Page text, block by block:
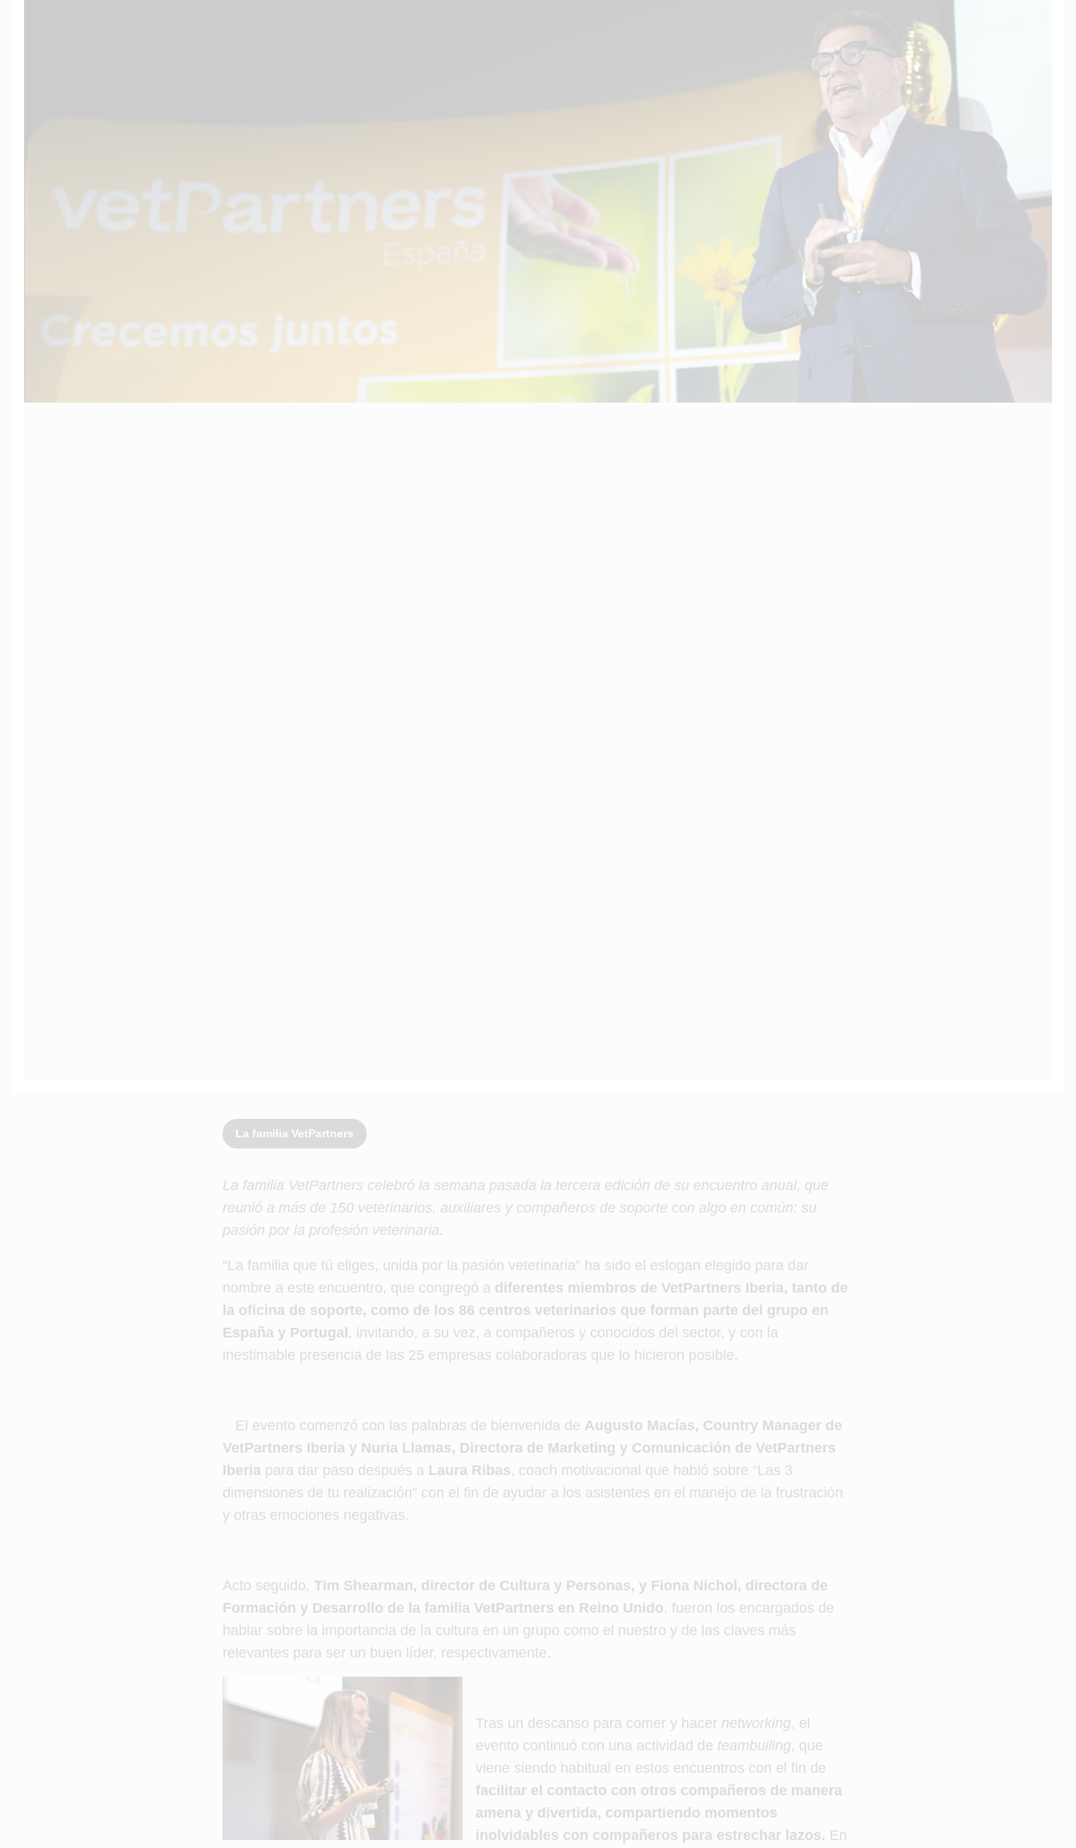
La familia VetPartners
La familia VetPartners celebró la semana pasada la tercera edición de su encuentro anual, que
reunió a más de 150 veterinarios, auxiliares y compañeros de soporte con algo en común: su
pasión por la profesión veterinaria.
“La familia que tú eliges, unida por la pasión veterinaria” ha sido el eslogan elegido para dar
nombre a este encuentro, que congregó a diferentes miembros de VetPartners Iberia, tanto de
la oficina de soporte, como de los 86 centros veterinarios que forman parte del grupo en
España y Portugal, invitando, a su vez, a compañeros y conocidos del sector, y con la
inestimable presencia de las 25 empresas colaboradoras que lo hicieron posible.
El evento comenzó con las palabras de bienvenida de Augusto Macías, Country Manager de
VetPartners Iberia y Nuria Llamas, Directora de Marketing y Comunicación de VetPartners
Iberia para dar paso después a Laura Ribas, coach motivacional que habló sobre “Las 3
dimensiones de tu realización” con el fin de ayudar a los asistentes en el manejo de la frustración
y otras emociones negativas.
Acto seguido, Tim Shearman, director de Cultura y Personas, y Fiona Nichol, directora de
Formación y Desarrollo de la familia VetPartners en Reino Unido, fueron los encargados de
hablar sobre la importancia de la cultura en un grupo como el nuestro y de las claves más
relevantes para ser un buen líder, respectivamente.
Tras un descanso para comer y hacer networking, el
evento continuó con una actividad de teambuiling, que
viene siendo habitual en estos encuentros con el fin de
facilitar el contacto con otros compañeros de manera
amena y divertida, compartiendo momentos
inolvidables con compañeros para estrechar lazos. En